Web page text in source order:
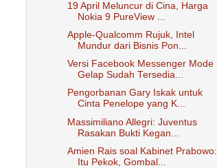
19 April Meluncur di Cina, Harga
Nokia 9 PureView ...
Apple-Qualcomm Rujuk, Intel
Mundur dari Bisnis Pon...
Versi Facebook Messenger Mode
Gelap Sudah Tersedia...
Pengorbanan Gary Iskak untuk
Cinta Penelope yang K...
Massimiliano Allegri: Juventus
Rasakan Bukti Kegan...
Amien Rais soal Kabinet Prabowo:
Itu Pekok, Gombal...